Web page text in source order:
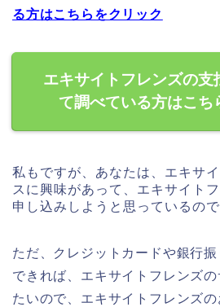
る方はこちらをクリック
エキサイトフレンズの支
て調べている方はこち
私もですが、あなたは、エキサ
スに興味があって、エキサイト
申し込みしようと思っているの
ただ、クレジットカードや銀行
できれば、エキサイトフレンズ
たいので、エキサイトフレンズ